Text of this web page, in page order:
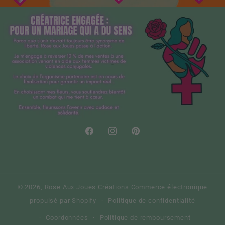
FacebookInstagramPinterest
© 2026, Rose Aux Joues Créations Commerce électronique
propulsé par Shopify
Politique de confidentialité
Coordonnées Politique de remboursement